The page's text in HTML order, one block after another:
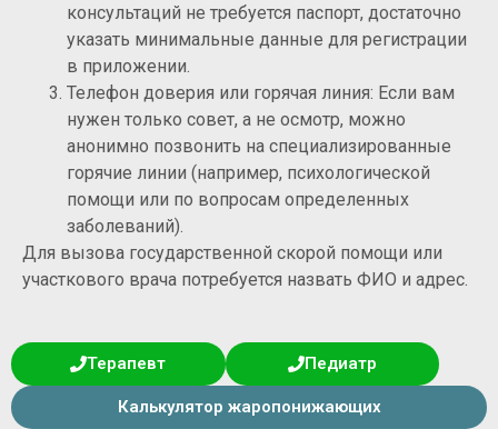
консультаций не требуется паспорт, достаточно
указать минимальные данные для регистрации
в приложении.
Телефон доверия или горячая линия: Если вам
нужен только совет, а не осмотр, можно
анонимно позвонить на специализированные
горячие линии (например, психологической
помощи или по вопросам определенных
заболеваний).
Для вызова государственной скорой помощи или
участкового врача потребуется назвать ФИО и адрес.
Терапевт Педиатр
Калькулятор жаропонижающих